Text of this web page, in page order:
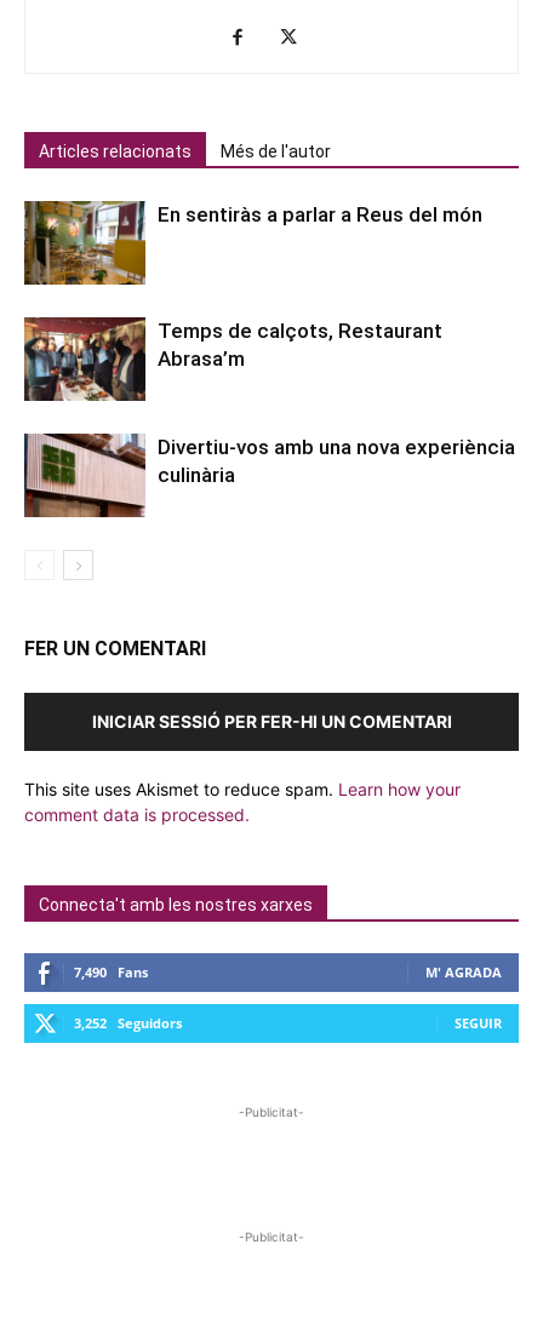
Articles relacionats Més de l'autor
En sentiràs a parlar a Reus del món
Temps de calçots, Restaurant
Abrasa’m
Divertiu-vos amb una nova experiència
culinària
FER UN COMENTARI
INICIAR SESSIÓ PER FER-HI UN COMENTARI
This site uses Akismet to reduce spam. Learn how your
comment data is processed.
Connecta't amb les nostres xarxes
7,490 Fans M' AGRADA
3,252 Seguidors SEGUIR
-Publicitat-
-Publicitat-